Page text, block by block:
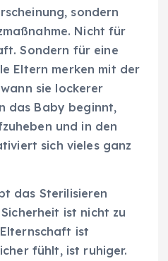
sondern
Nicht für
Sondern für eine
Eltern merken mit der
sie lockerer
das Baby beginnt,
und in den
sich vieles ganz
das Sterilisieren
ist nicht zu
ist
fühlt, ist ruhiger.